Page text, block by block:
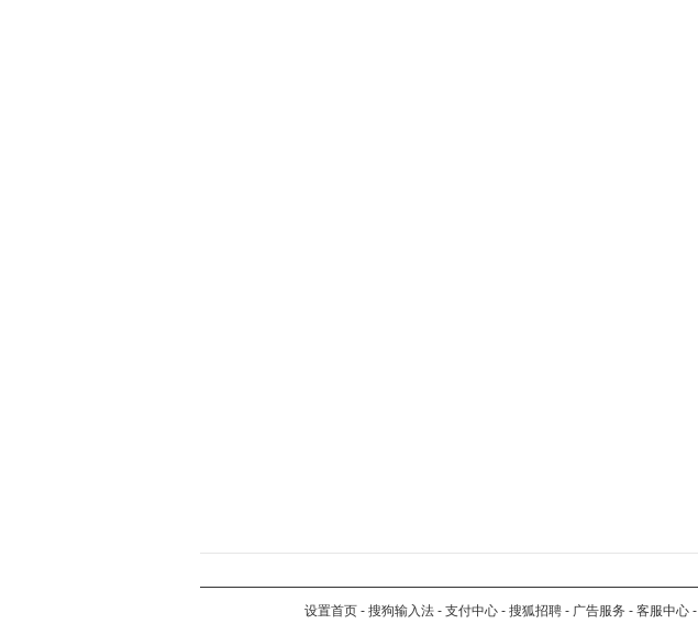
设置首页 - 搜狗输入法 - 支付中心 - 搜狐招聘 - 广告服务 - 客服中心 -